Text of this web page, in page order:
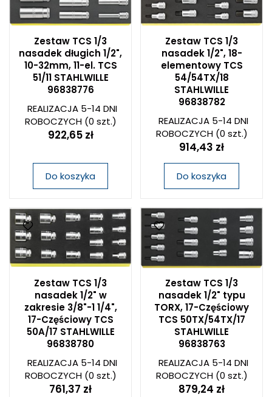
Zestaw TCS 1/3
nasadek długich 1/2",
10-32mm, 11-el. TCS
51/11 STAHLWILLE
96838776
REALIZACJA 5-14 DNI
ROBOCZYCH(0 szt.)
922,65 zł
Do koszyka
Zestaw TCS 1/3
nasadek 1/2", 18-
elementowy TCS
54/54TX/18
STAHLWILLE
96838782
REALIZACJA 5-14 DNI
ROBOCZYCH(0 szt.)
914,43 zł
Do koszyka
Zestaw TCS 1/3
nasadek 1/2" w
zakresie 3/8"-1 1/4",
17-Częściowy TCS
50A/17 STAHLWILLE
96838780
REALIZACJA 5-14 DNI
ROBOCZYCH(0 szt.)
761,37 zł
Zestaw TCS 1/3
nasadek 1/2" typu
TORX, 17-Częściowy
TCS 50TX/54TX/17
STAHLWILLE
96838763
REALIZACJA 5-14 DNI
ROBOCZYCH(0 szt.)
879,24 zł